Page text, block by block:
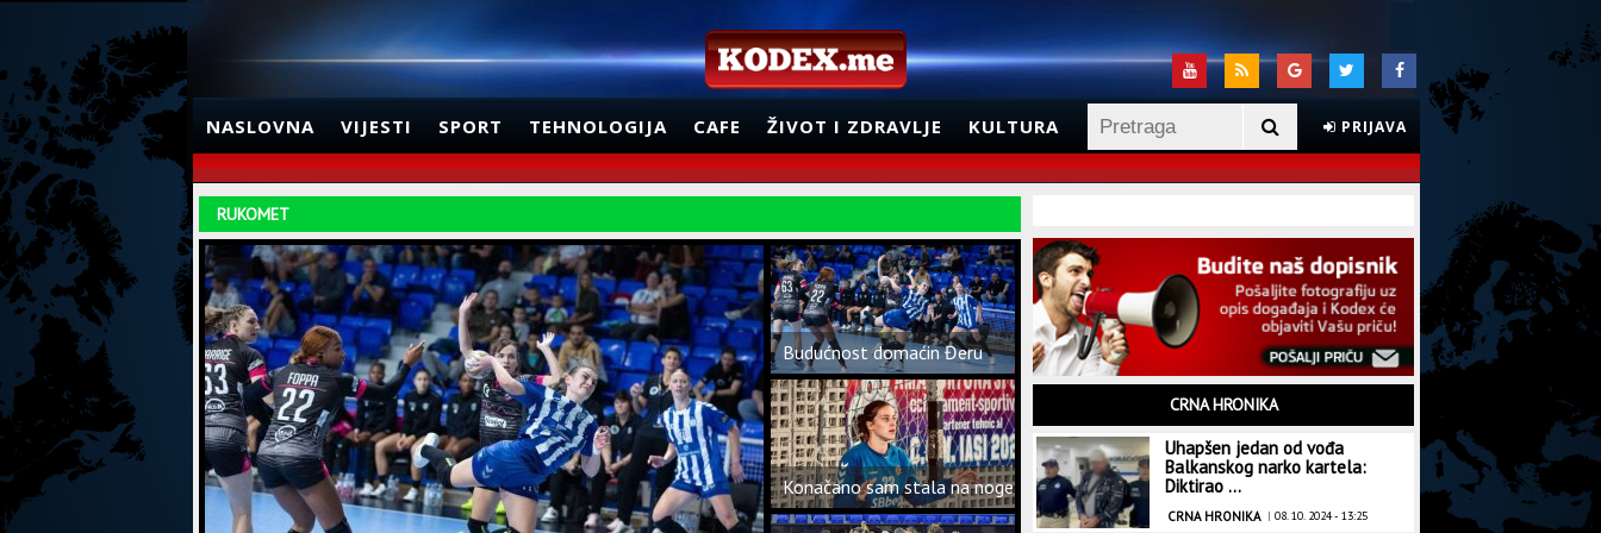
NASLOVNA VIJESTI SPORT TEHNOLOGIJA CAFE ŽIVOT I ZDRAVLJE KULTURA PRIJAVA
RUKOMET
Budućnost domaćin Đeru
Konačano sam stala na noge
CRNA HRONIKA
Uhapšen jedan od vođa
Balkanskog narko kartela:
Diktirao ...
CRNA HRONIKA| 08. 10. 2024 - 13:25